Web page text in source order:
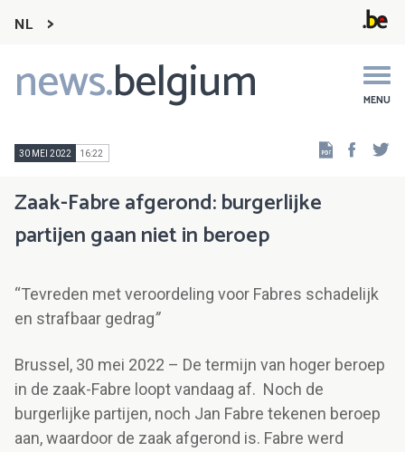
NL
news.belgium MENU
Main
navigation
30 MEI 2022 16:22
Zaak-Fabre afgerond: burgerlijke
partijen gaan niet in beroep
“Tevreden met veroordeling voor Fabres schadelijk
en strafbaar gedrag”
Brussel, 30 mei 2022 – De termijn van hoger beroep
in de zaak-Fabre loopt vandaag af. Noch de
burgerlijke partijen, noch Jan Fabre tekenen beroep
aan, waardoor de zaak afgerond is. Fabre werd